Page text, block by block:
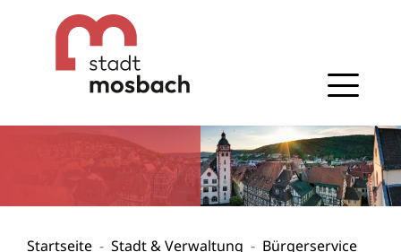
Gehe zum Navigationsbereich
Gehe zum Inhalt
Startseite Stadt & Verwaltung
Bürgerservice